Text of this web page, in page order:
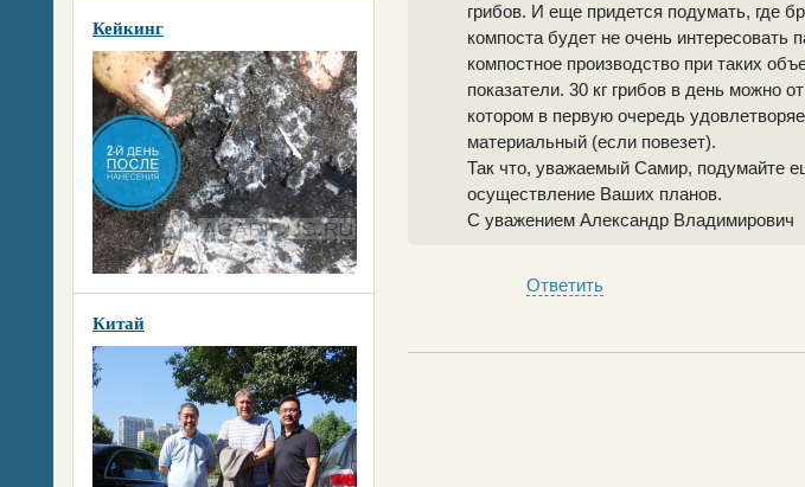
Кейкинг
Китай
грибов. И еще придется подумать, где
компоста будет не очень
компостное производство при таких
показатели. 30 кг грибов в день можно
котором в первую очередь
материальный (если повезет).
Так что, уважаемый Самир, подумайте
осуществление Ваших планов.
С уважением Александр Владимирович
Ответить